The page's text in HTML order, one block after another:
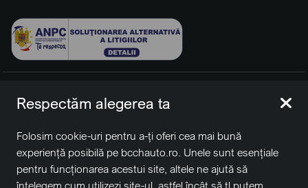
rezervate.
BCCH Auto Switzerland este o marcă a societății
BCCH
Group Switzerland AG
Sediu social: David Business Center, Str. Erou Iancu Nicolae
Respectăm alegerea ta
Folosim cookie-uri pentru a-ți oferi cea mai bună
experiență posibilă pe bcchauto.ro. Unele sunt esențiale
pentru funcționarea acestui site, altele ne ajută să
înțelegem cum utilizezi site-ul, astfel încât să țl putem